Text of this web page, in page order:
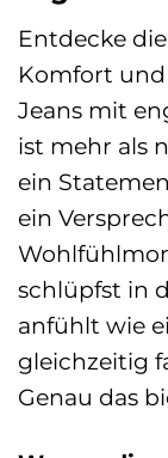
Entdecke
Komfort
Jeans mit
ist mehr als
ein
ein
schlüpfst in
anfühlt wie
gleichzeitig
Genau das